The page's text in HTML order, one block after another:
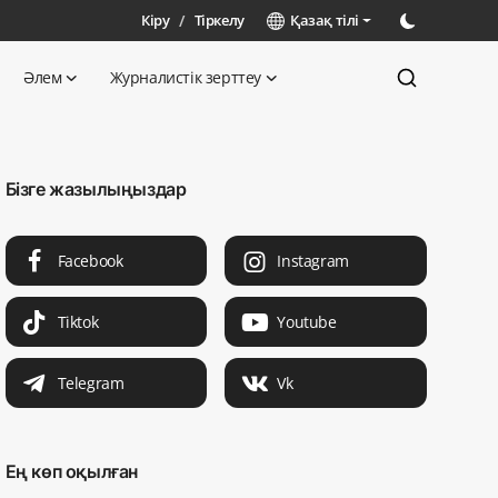
Кіру / Тіркелу Қазақ тілі
Әлем Журналистік зерттеу
Бізге жазылыңыздар
Facebook Instagram
Tiktok Youtube
Telegram Vk
Ең көп оқылған